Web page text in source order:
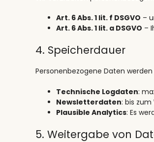
Art. 6 Abs. 1 lit. f DSGVO –
Art. 6 Abs. 1 lit. a DSGVO –
4. Speicherdauer
Personenbezogene Daten
Technische Logdaten:
Newsletterdaten: bis zum
Plausible Analytics: Es
5. Weitergabe von